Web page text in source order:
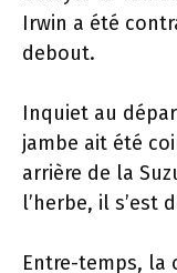
Irwin a été
debout.
Inquiet au
jambe ait été
arrière de la
l’herbe, il s’est
Entre-temps, la